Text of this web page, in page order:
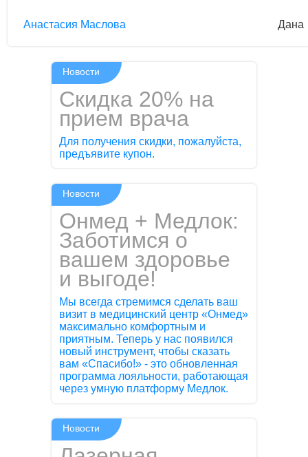
Aнaстaсия Маслова Дана
Скидка 20% на
прием врача
Для получения скидки, пожалуйста,
предъявите купон.
Новости
Онмед + Медлок:
Заботимся о
вашем здоровье
и выгоде!
Мы всегда стремимся сделать ваш
визит в медицинский центр «Онмед»
максимально комфортным и
приятным. Теперь у нас появился
новый инструмент, чтобы сказать
вам «Спасибо!» - это обновленная
программа лояльности, работающая
через умную платформу Медлок.
Новости
Новости